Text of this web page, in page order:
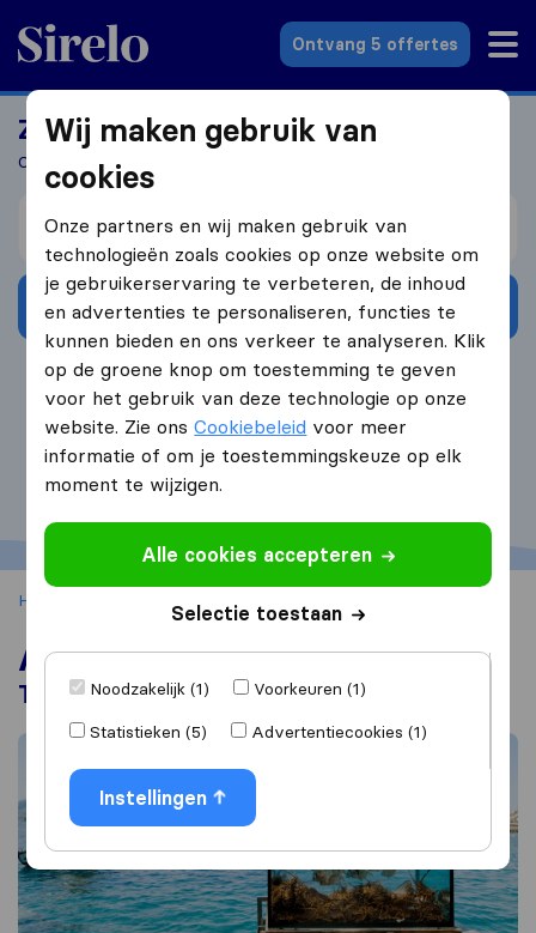
Sirelo.nl
Ontvang 5 offertes
Zoek jij een verhuizer?
Ontvang 5 gratis offertes in 3 stappen
Verhuizen van
Ontvang gratis offertes
4.3 793 Google reviews
Home Aquarium verhuizen
Aquarium verhuizen
Tips, stappenplan & verhuisbedrijven
Wij maken gebruik van
cookies
Onze partners en wij maken gebruik van
technologieën zoals cookies op onze website om
je gebruikerservaring te verbeteren, de inhoud
en advertenties te personaliseren, functies te
kunnen bieden en ons verkeer te analyseren. Klik
op de groene knop om toestemming te geven
voor het gebruik van deze technologie op onze
website. Zie onsCookiebeleid voor meer
informatie of om je toestemmingskeuze op elk
moment te wijzigen.
Alle cookies accepteren
Selectie toestaan
Noodzakelijk (1)
Voorkeuren (1)
Statistieken (5)
Advertentiecookies (1)
Instellingen